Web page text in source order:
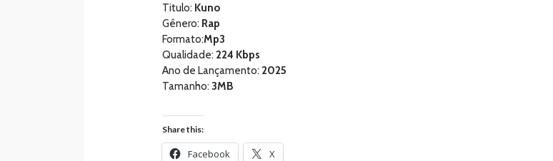
Titulo: Kuno
Gênero: Rap
Formato:Mp3
Qualidade: 224 Kbps
Ano de Lançamento: 2025
Tamanho: 3MB
Share this:
Facebook X